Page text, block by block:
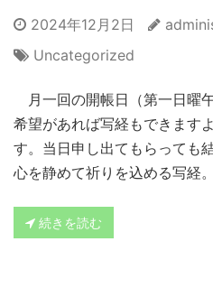
2024年12月2日
Uncategorized
月一回の開帳日（第一日曜
希望があれば写経もできま
す。当日申し出てもらって
心を静めて祈りを込める写経
続きを読む